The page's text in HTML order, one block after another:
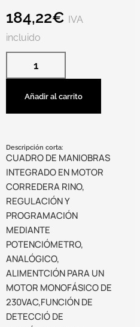
184,22€ IVA
incluido
Añadir al carrito
Descripción corta:
CUADRO DE MANIOBRAS
INTEGRADO EN MOTOR
CORREDERA RINO,
REGULACIÓN Y
PROGRAMACIÓN
MEDIANTE
POTENCIÓMETRO,
ANALÓGICO,
ALIMENTCIÓN PARA UN
MOTOR MONOFÁSICO DE
230VAC,FUNCIÓN DE
DETECCIÓ DE